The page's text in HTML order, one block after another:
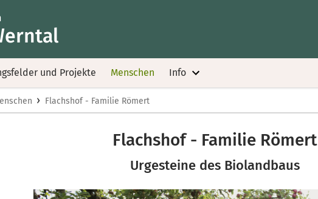
und Projekte Menschen Info
› Flachshof - Familie Römert
Flachshof - Familie Römert
Urgesteine des Biolandbaus